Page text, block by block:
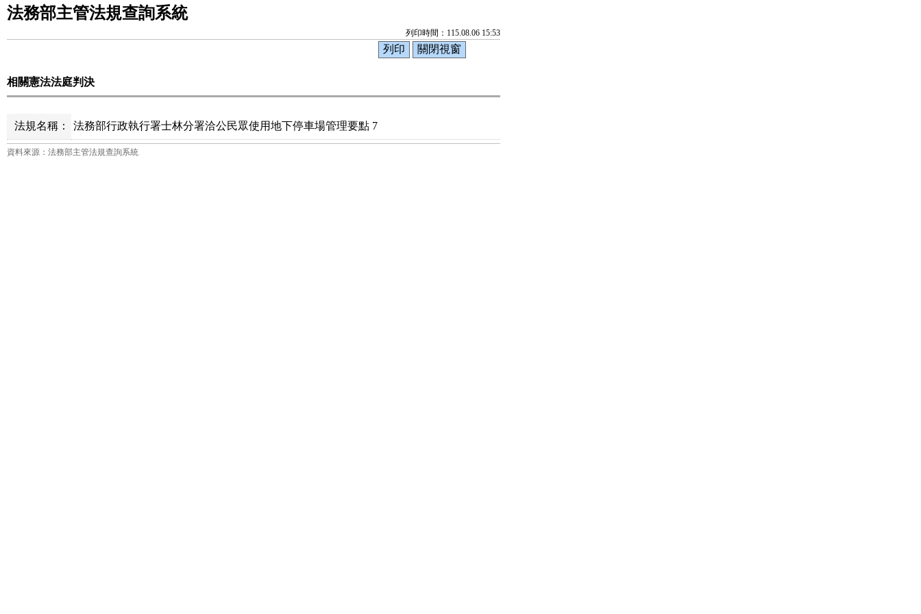
法務部主管法規查詢系統
列印時間：115.08.06 15:53
相關憲法法庭判決
法規名稱： 法務部行政執行署士林分署洽公民眾使用地下停車場管理要點 7
資料來源：法務部主管法規查詢系統